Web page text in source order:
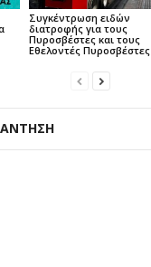
Συγκέντρωση ειδών
διατροφής για τους
Πυροσβέστες και τους
Εθελοντές Πυροσβέστες